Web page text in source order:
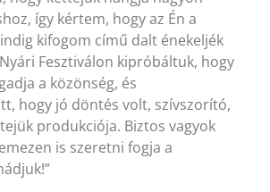
így kértem, hogy az Én a
kifogom című dalt énekeljék
Fesztiválon kipróbáltuk, hogy
a közönség, és
hogy jó döntés volt, szívszorító,
produkciója. Biztos vagyok
is szeretni fogja a